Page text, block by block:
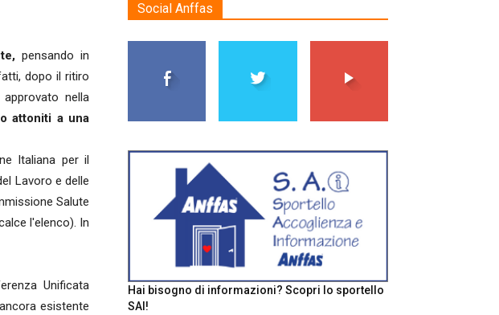
pensando in
dopo il ritiro
nella
attoniti a una
Italiana per il
Lavoro e delle
Salute
l'elenco). In
Unificata
esistente
Social Anffas
Hai bisogno di informazioni? Scopri lo sportello
SAI!